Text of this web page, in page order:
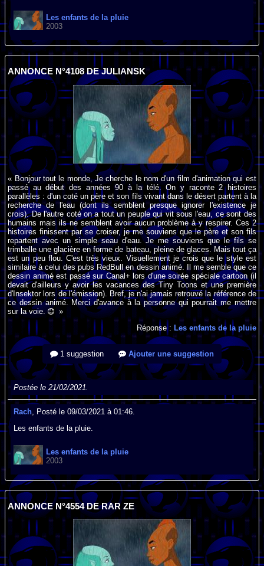
Les enfants de la pluie
2003
ANNONCE N°4108 DE JULIANSK
« Bonjour tout le monde, Je cherche le nom d'un film d'animation qui est
passé au début des années 90 à la télé. On y raconte 2 histoires
parallèles : d'un coté un père et son fils vivant dans le désert partent à la
recherche de l'eau (dont ils semblent presque ignorer l'existence je
crois). De l'autre coté on a tout un peuple qui vit sous l'eau, ce sont des
humains mais ils ne semblent avoir aucun problème à y respirer. Ces 2
histoires finissent par se croiser, je me souviens que le père et son fils
repartent avec un simple seau d'eau. Je me souviens que le fils se
trimballe une glacière en forme de bateau, pleine de glaces. Mais tout ça
est un peu flou. C'est très vieux. Visuellement je crois que le style est
similaire à celui des pubs RedBull en dessin animé. Il me semble que ce
dessin animé est passé sur Canal+ lors d'une soirée spéciale cartoon (il
devait d'ailleurs y avoir les vacances des Tiny Toons et une première
d'Insektor lors de l'émission). Bref, je n'ai jamais retrouvé la référence de
ce dessin animé. Merci d'avance à la personne qui pourrait me mettre
sur la voie.
»
Réponse : Les enfants de la pluie
1 suggestion Ajouter une suggestion
Postée le 21/02/2021.
Rach , Posté le 09/03/2021 à 01:46.
Les enfants de la pluie.
Les enfants de la pluie
2003
ANNONCE N°4554 DE RAR ZE